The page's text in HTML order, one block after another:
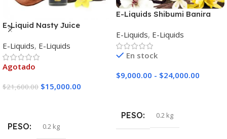
E-Liquid Nasty Juice
E-Liquids, E-Liquids
Agotado
$21,600.00 $15,000.00
PESO 0.2 kg
E-Liquids Shibumi Banira
E-Liquids, E-Liquids
En stock
$9,000.00 - $24,000.00
PESO 0.2 kg